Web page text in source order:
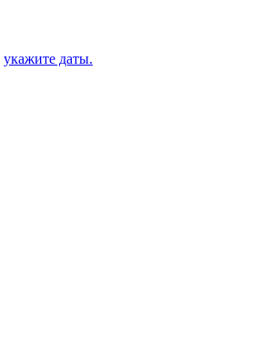
укажите даты.